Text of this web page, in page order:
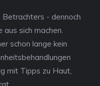
- dennoch
sich machen.
schon lange kein
mit Tipps zu Haut,